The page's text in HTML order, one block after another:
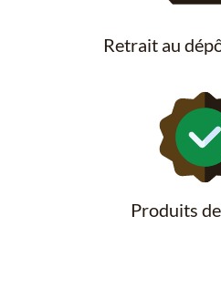
Retrait au
Produits